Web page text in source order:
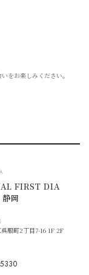
をお楽しみください。
FIRST DIA
岡
服町2丁目7-16 1F 2F